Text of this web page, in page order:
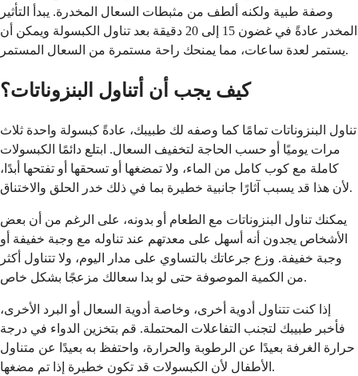
وصفة طبية ولكنه ألطف من مثبطات السعال المخدرة. يبدأ التأثير
المخدر عادةً في غضون 15 إلى 20 دقيقة بعد تناول الكبسولة ويمكن أن
يستمر لعدة ساعات، مما يمنحك راحة مستمرة من السعال المستمر.
كيف يجب أن أتناول البنزوناتات؟
تناول البنزوناتات تمامًا كما وصفه لك طبيبك، عادةً كبسولة واحدة ثلاث
مرات يوميًا أو حسب الحاجة لتخفيف السعال. ابتلع دائمًا الكبسولات
كاملة مع كوب كامل من الماء، ولا تمضغها أو تسحقها أو تفتحها أبدًا،
لأن هذا قد يسبب آثارًا جانبية خطيرة بما في ذلك خدر الحلق والاختناق.
يمكنك تناول البنزوناتات مع الطعام أو بدونه، على الرغم من أن بعض
الأشخاص يجدون أنه أسهل على معدتهم عند تناوله مع وجبة خفيفة أو
وجبة خفيفة. وزع جرعاتك بالتساوي على مدار اليوم، ولا تتناول أكثر
من الكمية الموصوفة حتى لو بدا سعالك مزعجًا بشكل خاص.
إذا كنت تتناول أدوية أخرى، وخاصة أدوية السعال أو البرد الأخرى،
فأخبر طبيبك لتجنب التفاعلات المحتملة. قم بتخزين الدواء في درجة
حرارة الغرفة بعيدًا عن الرطوبة والحرارة، واحتفظ به بعيدًا عن متناول
الأطفال لأن الكبسولات قد تكون خطيرة إذا تم مضغها.